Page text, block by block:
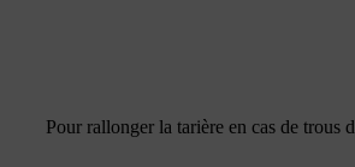
Pour rallonger la tarière en cas de trous